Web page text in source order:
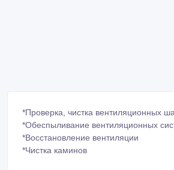
*Проверка, чистка вентиляционных
*Обеспыливание вентиляционных
*Восстановление вентиляции
*Чистка каминов